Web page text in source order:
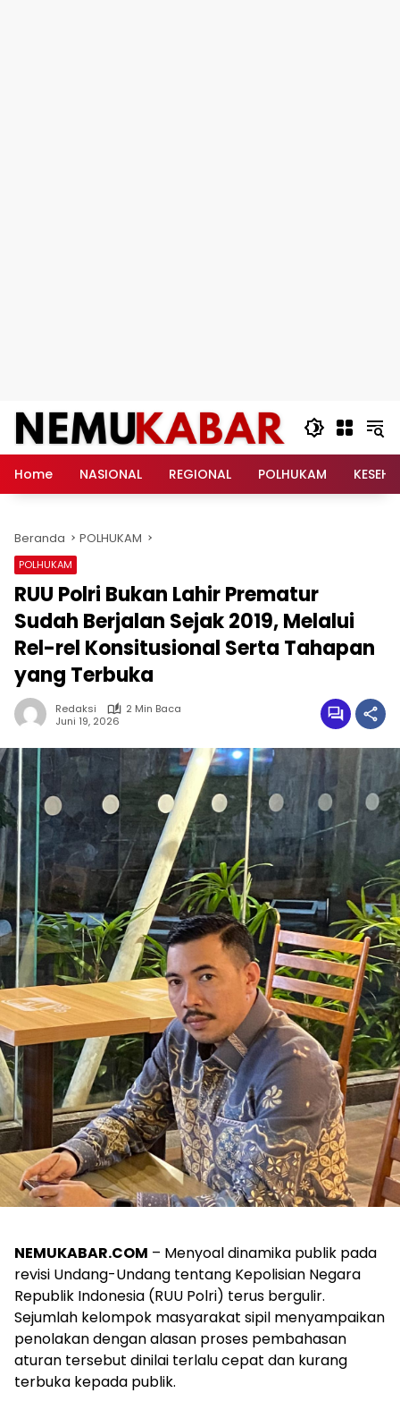
Langsung
konten
Home
NASIONAL REGIONAL POLHUKAM
Beranda POLHUKAM
POLHUKAM
RUU Polri Bukan Lahir Prematur
Sudah Berjalan Sejak 2019, Melalui
Rel-rel Konsitusional Serta Tahapan
yang Terbuka
Redaksi
2 Min Baca
Juni 19, 2026
NEMUKABAR.COM – Menyoal dinamika publik pada
revisi Undang-Undang tentang Kepolisian Negara
Republik Indonesia (RUU Polri) terus bergulir.
Sejumlah kelompok masyarakat sipil menyampaikan
penolakan dengan alasan proses pembahasan
aturan tersebut dinilai terlalu cepat dan kurang
terbuka kepada publik.